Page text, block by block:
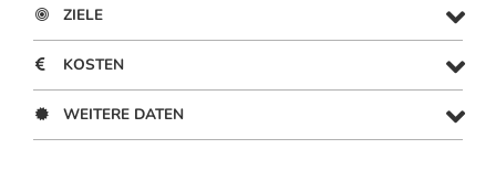
ZIELE
KOSTEN
WEITERE DATEN